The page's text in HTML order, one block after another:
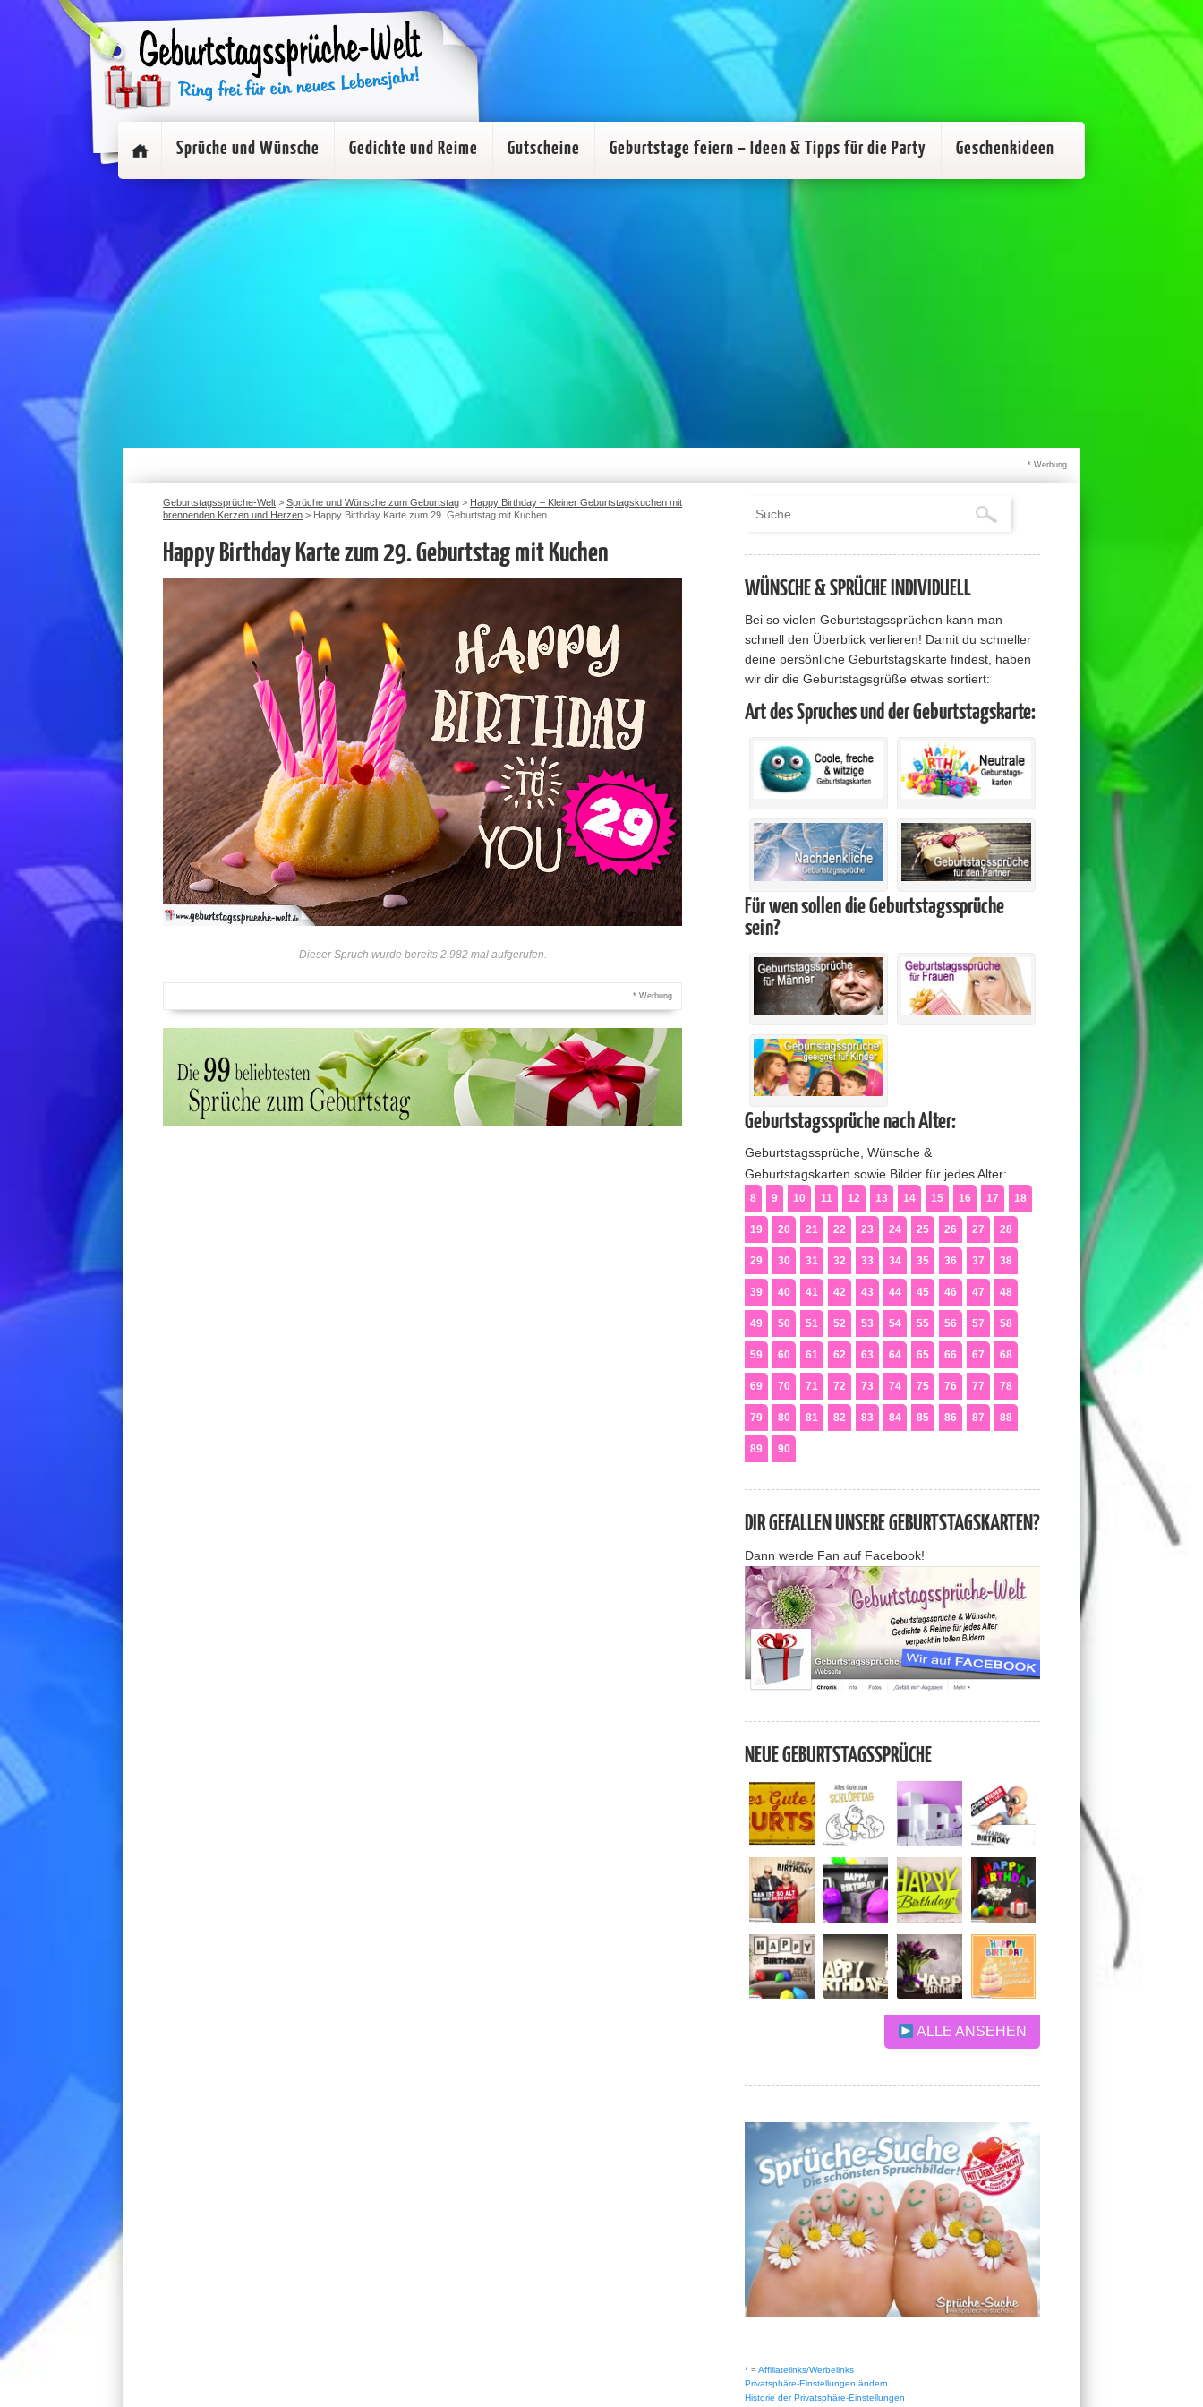
Sprüche und Wünsche Gedichte und Reime Gutscheine Geburtstage feiern – Ideen & Tipps für die Party Geschenkideen
* Werbung
Geburtstagssprüche-Welt > Sprüche und Wünsche zum Geburtstag > Happy Birthday – Kleiner Geburtstagskuchen mit
brennenden Kerzen und Herzen > Happy Birthday Karte zum 29. Geburtstag mit Kuchen
Happy Birthday Karte zum 29. Geburtstag mit Kuchen
Dieser Spruch wurde bereits 2.982 mal aufgerufen.
* Werbung
WÜNSCHE & SPRÜCHE INDIVIDUELL
Bei so vielen Geburtstagssprüchen kann man
schnell den Überblick verlieren! Damit du schneller
deine persönliche Geburtstagskarte findest, haben
wir dir die Geburtstagsgrüße etwas sortiert:
Art des Spruches und der Geburtstagskarte:
Für wen sollen die Geburtstagssprüche
sein?
Geburtstagssprüche nach Alter:
Geburtstagssprüche, Wünsche &
Geburtstagskarten sowie Bilder für jedes Alter:
8 9 10 11 12 13 14 15 16 17 18
19 20 21 22 23 24 25 26 27 28
29 30 31 32 33 34 35 36 37 38
39 40 41 42 43 44 45 46 47 48
49 50 51 52 53 54 55 56 57 58
59 60 61 62 63 64 65 66 67 68
69 70 71 72 73 74 75 76 77 78
79 80 81 82 83 84 85 86 87 88
89 90
DIR GEFALLEN UNSERE GEBURTSTAGSKARTEN?
Dann werde Fan auf Facebook!
NEUE GEBURTSTAGSSPRÜCHE
ALLE ANSEHEN
* =Affiliatelinks/Werbelinks
Privatsphäre-Einstellungen ändern
Historie der Privatsphäre-Einstellungen